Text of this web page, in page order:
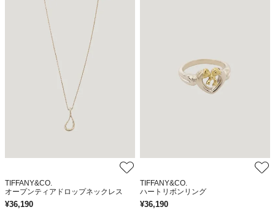
TIFFANY&CO.
オープンティアドロップネックレス
¥36,190
TIFFANY&CO.
ハートリボンリング
¥36,190